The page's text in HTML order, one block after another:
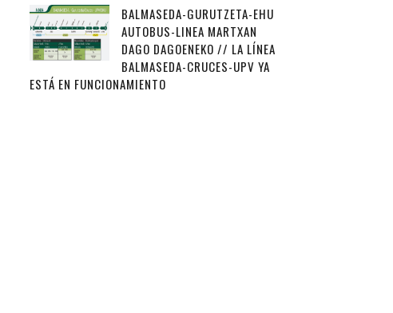
BALMASEDA-GURUTZETA-EHU
AUTOBUS-LINEA MARTXAN
DAGO DAGOENEKO // LA LÍNEA
BALMASEDA-CRUCES-UPV YA
ESTÁ EN FUNCIONAMIENTO